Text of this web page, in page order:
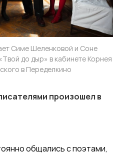
Симе Шеленковой и Соне
до дыр» в кабинете Корнея
в Переделкино
произошел в
общались с поэтами,